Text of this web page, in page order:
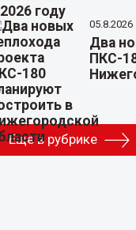
05.8.2026
Два
ПКС-
Еще в рубрике